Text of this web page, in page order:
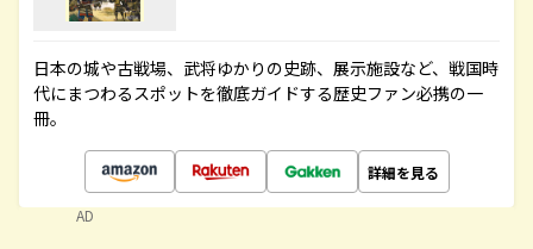
日本の城や古戦場、武将ゆかりの史跡、展示施設など、戦国時
代にまつわるスポットを徹底ガイドする歴史ファン必携の一
冊。
詳細を見る
AD